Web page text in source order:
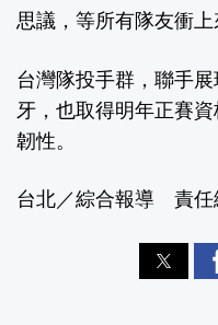
思議，等所有隊友衝上
台灣隊投手群，聯手
牙，也取得明年正賽
韌性。
台北／綜合報導 責任